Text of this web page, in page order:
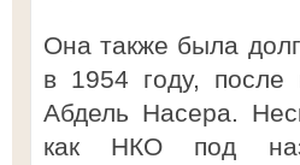
Она также была
в 1954 году, после
Абдель Насера.
как НКО под